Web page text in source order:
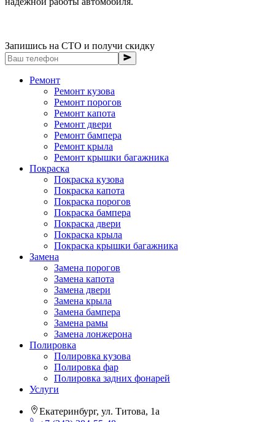
Запишись на СТО и получи скидку
Ремонт
Ремонт кузова
Ремонт порогов
Ремонт капота
Ремонт двери
Ремонт бампера
Ремонт крыла
Ремонт крышки багажника
Покраска
Покраска кузова
Покраска капота
Покраска порогов
Покраска бампера
Покраска двери
Покраска крыла
Покраска крышки багажника
Замена
Замена порогов
Замена капота
Замена двери
Замена крыла
Замена бампера
Замена рамы
Замена лонжерона
Полировка
Полировка кузова
Полировка фар
Полировка задних фонарей
Услуги
Екатеринбург, ул. Титова, 1а